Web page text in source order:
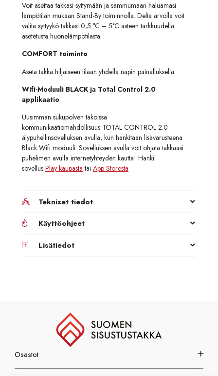
Voit asettaa takkasi syttymään ja sammumaan haluamasi
lämpötilan mukaan Stand-By toiminnolla. Delta arvolla voit
valita syttyykö takkasi 0,5 °C – 5°C asteen tarkkuudella
asetetusta huonelämpötilasta.
COMFORT toiminto
Aseta takka hiljaiseen tilaan yhdellä napin painalluksella
Wifi-Moduuli BLACK ja Total Control 2.0
applikaatio
Uusimman sukupolven takoissa
kommunikaatiomahdollisuus TOTAL CONTROL 2.0
älypuhellinsovelluksen avulla, kun hankitaan lisävarusteena
Black Wifi moduuli. Sovelluksen avulla voit ohjata takkaasi
puhelimen avulla internetyhteyden kautta! Hanki
sovellus Play kaupasta tai App Storesta
Tekniset tiedot
Käyttöohjeet
Lisätiedot
Osastot